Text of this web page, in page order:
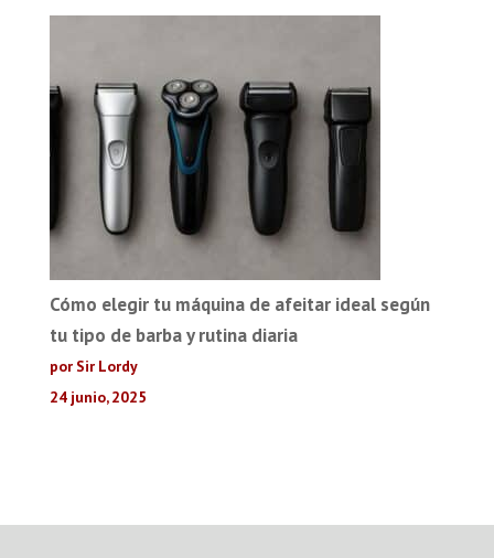
Cómo elegir tu máquina de afeitar ideal según
tu tipo de barba y rutina diaria
por Sir Lordy
24 junio, 2025